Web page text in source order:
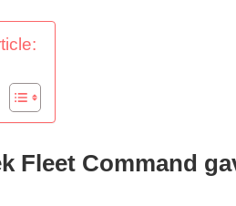
Fleet Command